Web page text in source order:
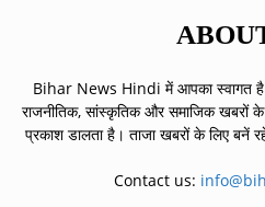
Bihar News Hindi में आपका स्वागत
राजनीतिक, सांस्कृतिक और समाजिक खबरों के
प्रकाश डालता है। ताजा खबरों के लिए बनें
Contact us: